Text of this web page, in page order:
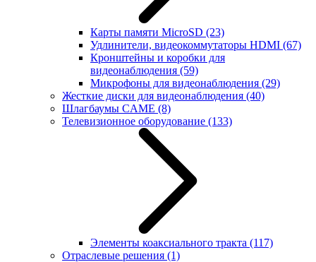
Карты памяти MicroSD (23)
Удлинители, видеокоммутаторы HDMI (67)
Кронштейны и коробки для
видеонаблюдения (59)
Микрофоны для видеонаблюдения (29)
Жесткие диски для видеонаблюдения (40)
Шлагбаумы CAME (8)
Телевизионное оборудование (133)
Элементы коаксиального тракта (117)
Отраслевые решения (1)